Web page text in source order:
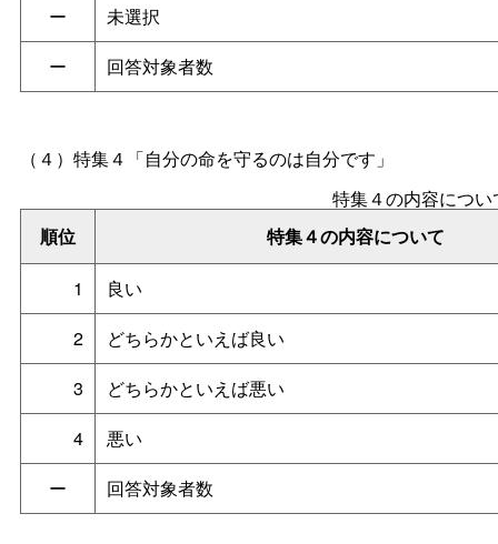
ー
未選択
ー
回答対象者数
（４） 特集４「自分の命を守るのは自分です」
順位 特集４の内容について
特集４の内容につい
1
良い
2
どちらかといえば良い
3
どちらかといえば悪い
4
悪い
ー
回答対象者数